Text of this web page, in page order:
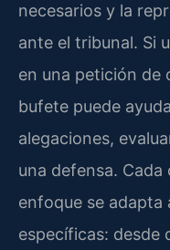
necesarios y la
ante el tribunal. Si
en una petición de
bufete puede
alegaciones,
una defensa.
enfoque se adapta
específicas: desde